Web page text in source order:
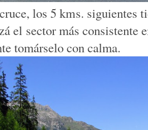
los 5 kms. siguientes
el sector más consistente
tomárselo con calma.